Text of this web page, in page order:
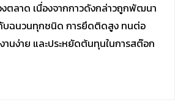
ตลาด เนื่องจากกาวดังกล่าวถูกพัฒนา
กับฉนวนทุกชนิด การยึดติดสูง ทนต่อ
นง่าย และประหยัดต้นทุนในการสต๊อก